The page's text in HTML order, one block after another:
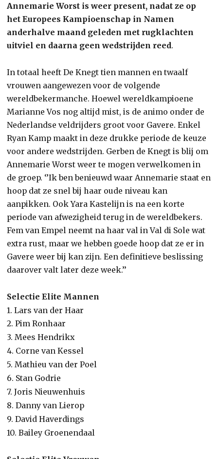
Annemarie Worst is weer present, nadat ze op
het Europees Kampioenschap in Namen
anderhalve maand geleden met rugklachten
uitviel en daarna geen wedstrijden reed.
In totaal heeft De Knegt tien mannen en twaalf
vrouwen aangewezen voor de volgende
wereldbekermanche. Hoewel wereldkampioene
Marianne Vos nog altijd mist, is de animo onder de
Nederlandse veldrijders groot voor Gavere. Enkel
Ryan Kamp maakt in deze drukke periode de keuze
voor andere wedstrijden. Gerben de Knegt is blij om
Annemarie Worst weer te mogen verwelkomen in
de groep. ‘’Ik ben benieuwd waar Annemarie staat en
hoop dat ze snel bij haar oude niveau kan
aanpikken. Ook Yara Kastelijn is na een korte
periode van afwezigheid terug in de wereldbekers.
Fem van Empel neemt na haar val in Val di Sole wat
extra rust, maar we hebben goede hoop dat ze er in
Gavere weer bij kan zijn. Een definitieve beslissing
daarover valt later deze week.’’
Selectie Elite Mannen
1. Lars van der Haar
2. Pim Ronhaar
3. Mees Hendrikx
4. Corne van Kessel
5. Mathieu van der Poel
6. Stan Godrie
7. Joris Nieuwenhuis
8. Danny van Lierop
9. David Haverdings
10. Bailey Groenendaal